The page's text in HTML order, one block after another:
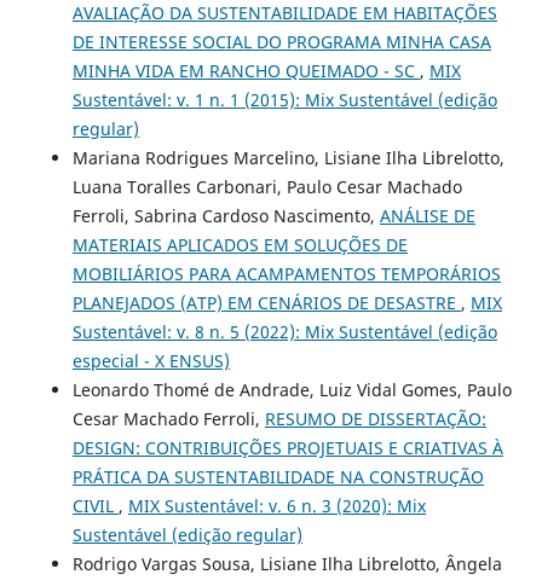
AVALIAÇÃO DA SUSTENTABILIDADE EM HABITAÇÕES
DE INTERESSE SOCIAL DO PROGRAMA MINHA CASA
MINHA VIDA EM RANCHO QUEIMADO - SC , MIX
Sustentável: v. 1 n. 1 (2015): Mix Sustentável (edição
regular)
Mariana Rodrigues Marcelino, Lisiane Ilha Librelotto,
Luana Toralles Carbonari, Paulo Cesar Machado
Ferroli, Sabrina Cardoso Nascimento, ANÁLISE DE
MATERIAIS APLICADOS EM SOLUÇÕES DE
MOBILIÁRIOS PARA ACAMPAMENTOS TEMPORÁRIOS
PLANEJADOS (ATP) EM CENÁRIOS DE DESASTRE , MIX
Sustentável: v. 8 n. 5 (2022): Mix Sustentável (edição
especial - X ENSUS)
Leonardo Thomé de Andrade, Luiz Vidal Gomes, Paulo
Cesar Machado Ferroli, RESUMO DE DISSERTAÇÃO:
DESIGN: CONTRIBUIÇÕES PROJETUAIS E CRIATIVAS À
PRÁTICA DA SUSTENTABILIDADE NA CONSTRUÇÃO
CIVIL , MIX Sustentável: v. 6 n. 3 (2020): Mix
Sustentável (edição regular)
Rodrigo Vargas Sousa, Lisiane Ilha Librelotto, Ângela